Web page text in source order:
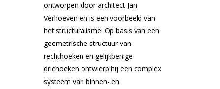
ontworpen door architect Jan
Verhoeven en is een voorbeeld van
het structuralisme. Op basis van een
geometrische structuur van
rechthoeken en gelijkbenige
driehoeken ontwierp hij een complex
systeem van binnen- en